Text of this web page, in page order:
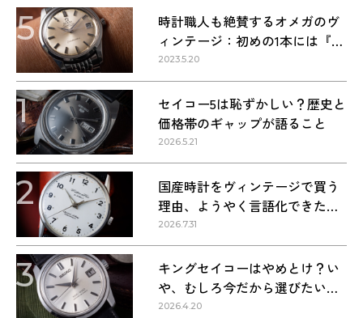
5
時計職人も絶賛するオメガのヴ
ィンテージ：初めの1本には『シ
ーマスター』を選ぶべき理由
2023.5.20
1
セイコー5は恥ずかしい？歴史と
価格帯のギャップが語ること
2026.5.21
2
国産時計をヴィンテージで買う
理由、ようやく言語化できた気
がする
2026.7.31
3
キングセイコーはやめとけ？い
や、むしろ今だから選びたい理
由
2026.4.20